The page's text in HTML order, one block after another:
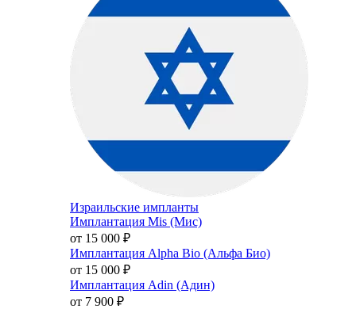
Израильские импланты
Имплантация Mis (Мис)
от 15 000 ₽
Имплантация Alpha Bio (Альфа Био)
от 15 000 ₽
Имплантация Adin (Адин)
от 7 900 ₽